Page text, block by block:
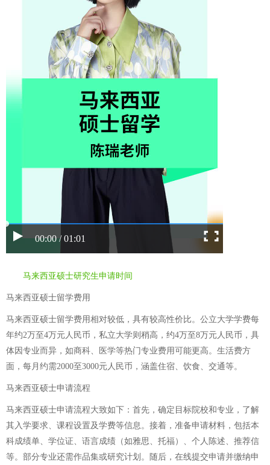
00:00 / 01:01
马来西亚硕士研究生申请时间
马来西亚硕士留学费用
马来西亚硕士留学费用相对较低，具有较高性价比。公立大学学费每
年约2万至4万元人民币，私立大学则稍高，约4万至8万元人民币，具
体因专业而异，如商科、医学等热门专业费用可能更高。生活费方
面，每月约需2000至3000元人民币，涵盖住宿、饮食、交通等。
马来西亚硕士申请流程
马来西亚硕士申请流程大致如下：首先，确定目标院校和专业，了解
其入学要求、课程设置及学费等信息。接着，准备申请材料，包括本
科成绩单、学位证、语言成绩（如雅思、托福）、个人陈述、推荐信
等。部分专业还需作品集或研究计划。随后，在线提交申请并缴纳申